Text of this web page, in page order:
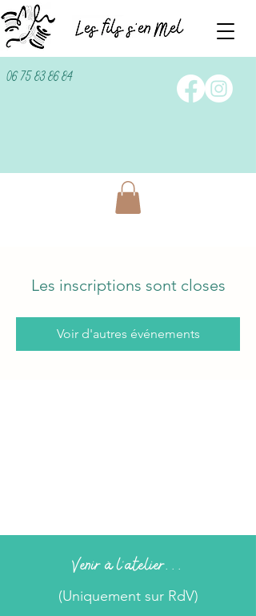
06 75 83 86 84
Les inscriptions sont closes
Voir d'autres événements
Venir à l'atelier...
(Uniquement sur RdV)